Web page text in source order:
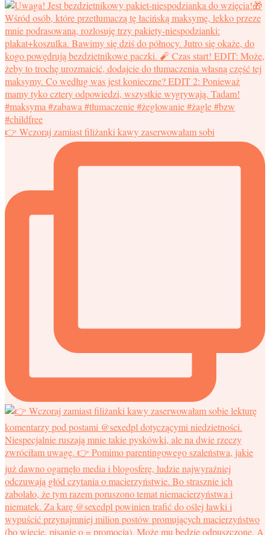
👉 Wczoraj zamiast filiżanki kawy zaserwowałam sobi